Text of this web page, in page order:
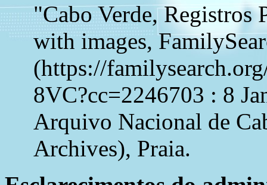
"Cabo Verde, Registros
with images,
(https://
8VC?cc=2246703 : 8
Arquivo Nacional de
Archives), Praia.